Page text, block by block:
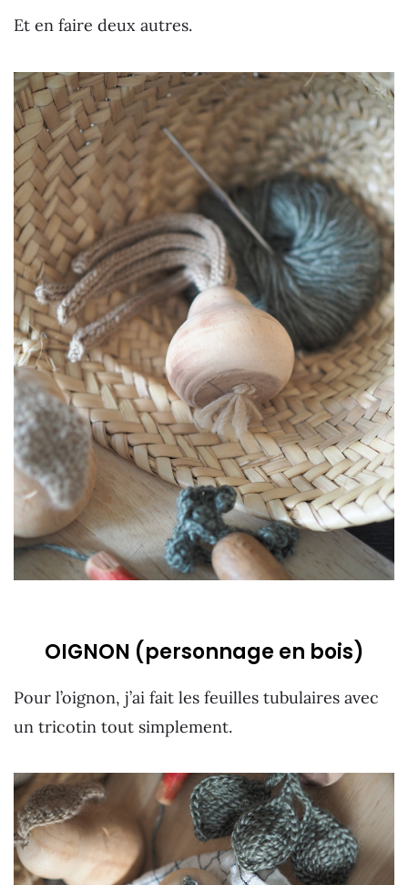
Et en faire deux autres.
OIGNON (personnage en bois)
Pour l’oignon, j’ai fait les feuilles tubulaires avec
un tricotin tout simplement.